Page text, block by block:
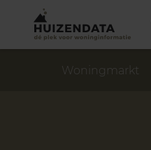
Woningmarkt